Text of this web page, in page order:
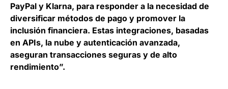
PayPal y Klarna, para responder a la necesidad de
diversificar métodos de pago y promover la
inclusión financiera. Estas integraciones, basadas
en APIs, la nube y autenticación avanzada,
aseguran transacciones seguras y de alto
rendimiento”.